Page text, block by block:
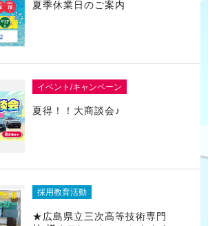
夏季休業日のご案内
イベント/キャンペーン
夏得！！大商談会♪
採用教育活動
★広島県立三次高等技術専門